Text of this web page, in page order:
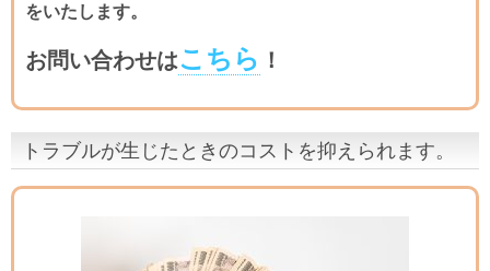
をいたします。
お問い合わせはこちら ！
トラブルが生じたときのコストを抑えられます。